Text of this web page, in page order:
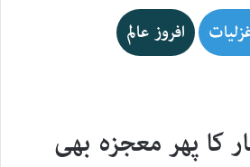
افروز عالم
کا پھر معجزہ بھی